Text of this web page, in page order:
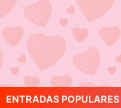
ENTRADAS POPULARES